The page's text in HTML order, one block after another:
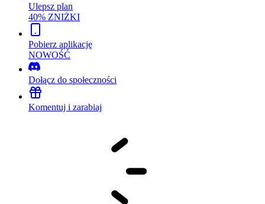
Ulepsz plan
40% ZNIŻKI
Pobierz aplikację
NOWOŚĆ
Dołącz do społeczności
Komentuj i zarabiaj